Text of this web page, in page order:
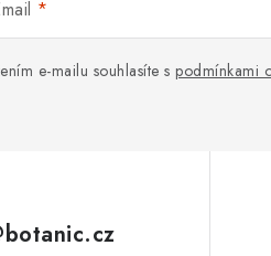
e-mailu souhlasíte s podmínkami
botanic.cz